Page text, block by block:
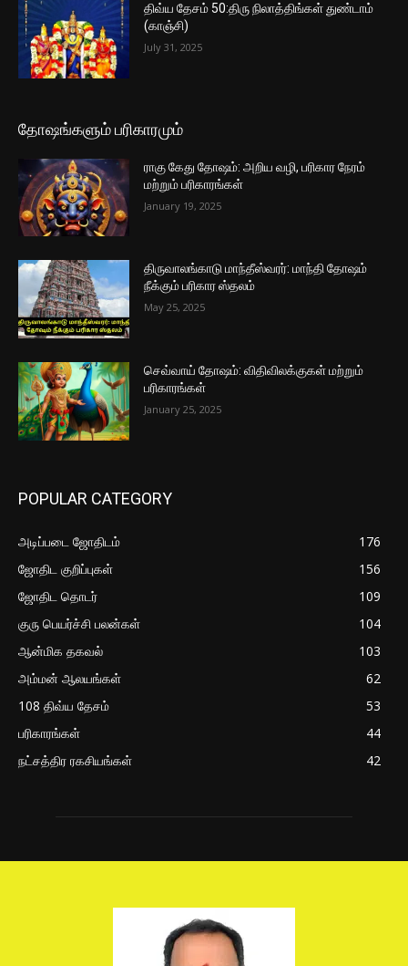
திவ்ய தேசம் 50:திரு நிலாத்திங்கள் துண்டாம்
(காஞ்சி)
July 31, 2025
தோஷங்களும் பரிகாரமும்
ராகு கேது தோஷம்: அறிய வழி, பரிகார நேரம்
மற்றும் பரிகாரங்கள்
January 19, 2025
திருவாலங்காடு மாந்தீஸ்வரர்: மாந்தி தோஷம்
நீக்கும் பரிகார ஸ்தலம்
May 25, 2025
செவ்வாய் தோஷம்: விதிவிலக்குகள் மற்றும்
பரிகாரங்கள்
January 25, 2025
POPULAR CATEGORY
அடிப்படை ஜோதிடம்
176
ஜோதிட குறிப்புகள்
156
ஜோதிட தொடர்
109
குரு பெயர்ச்சி பலன்கள்
104
ஆன்மிக தகவல்
103
அம்மன் ஆலயங்கள்
62
108 திவ்ய தேசம்
53
பரிகாரங்கள்
44
நட்சத்திர ரகசியங்கள்
42